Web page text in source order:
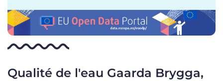
Qualité de l'eau Gaarda Brygga,